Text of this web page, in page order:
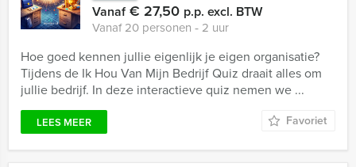
Vanaf€ 27,50 p.p. excl. BTW
Vanaf 20 personen ‐ 2 uur
Hoe goed kennen jullie eigenlijk je eigen organisatie?
Tijdens de Ik Hou Van Mijn Bedrijf Quiz draait alles om
jullie bedrijf. In deze interactieve quiz nemen we ...
LEES MEER Favoriet